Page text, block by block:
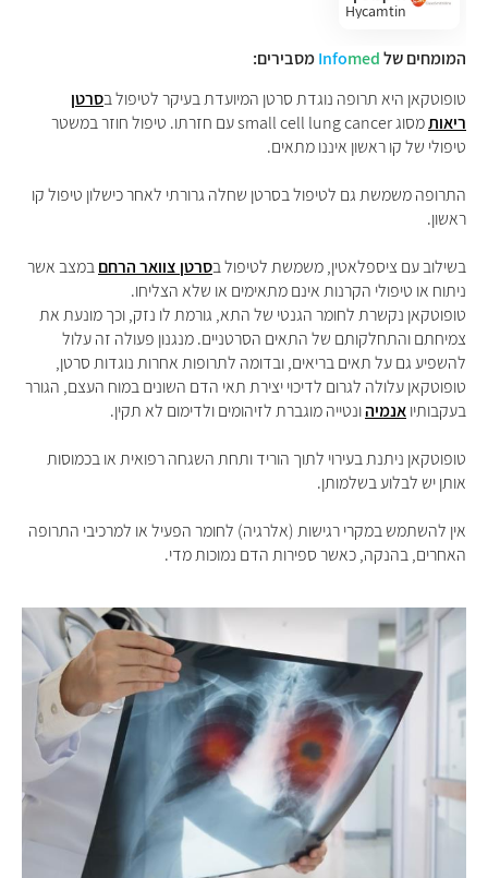
Hycamtin
המומחים של Infomed
מסבירים:
טופוטקאן היא תרופה נוגדת סרטן המיועדת בעיקר לטיפול בסרטן
ריאותמסוגsmall cell lung cancer
עם חזרתו. טיפול חוזר במשטר
טיפולי של קו ראשון איננו מתאים.
התרופה משמשת גם לטיפול בסרטן שחלה גרורתי לאחר כישלון טיפול קו
ראשון.
בשילוב עם ציספלאטין, משמשת לטיפול בסרטן צוואר הרחםבמצב אשר
ניתוח או טיפולי הקרנות אינם מתאימים או שלא הצליחו.
טופוטקאן נקשרת לחומר הגנטי של התא, גורמת לו נזק, וכך מונעת את
צמיחתם והתחלקותם של התאים הסרטניים. מנגנון פעולה זה עלול
להשפיע גם על תאים בריאים, ובדומה לתרופות אחרות נוגדות סרטן,
טופוטקאן עלולה לגרום לדיכוי יצירת תאי הדם השונים במוח העצם, הגורר
בעקבותיואנמיהונטייה מוגברת לזיהומים ולדימום לא תקין.
טופוטקאן ניתנת בעירוי לתוך הוריד ותחת השגחה רפואית או בכמוסות
אותן יש לבלוע בשלמותן.
אין להשתמש במקרי רגישות (אלרגיה) לחומר הפעיל או למרכיבי התרופה
האחרים, בהנקה, כאשר ספירות הדם נמוכות מדי.